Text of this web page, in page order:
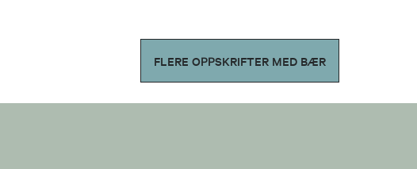
FLERE OPPSKRIFTER MED BÆR